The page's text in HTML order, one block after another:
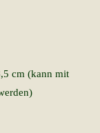
cm (kann mit